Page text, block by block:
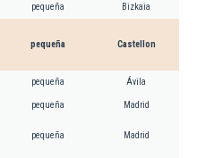
pequeña Bizkaia
pequeña Castellon
pequeña Ávila
pequeña Madrid
pequeña Madrid